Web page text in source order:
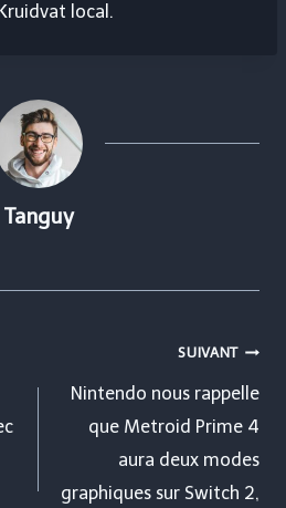
local.
Tanguy
SUIVANT
Nintendo nous rappelle
que Metroid Prime 4
aura deux modes
graphiques sur Switch 2,